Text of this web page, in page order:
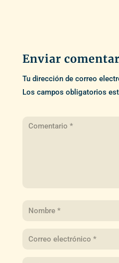
Enviar
Tu dirección de correo
Los campos obligatorios